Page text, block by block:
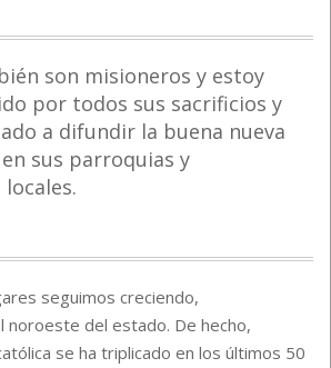
son misioneros y estoy
por todos sus sacrificios y
a difundir la buena nueva
sus parroquias y
seguimos creciendo,
noroeste del estado. De hecho,
se ha triplicado en los últimos 50